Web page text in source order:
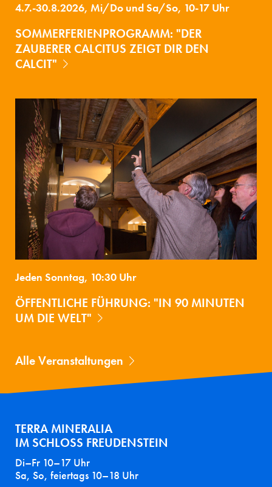
4.7.-30.8.2026, Mi/Do und Sa/So, 10-17 Uhr
SOMMERFERIENPROGRAMM: "DER
ZAUBERER CALCITUS ZEIGT DIR DEN
CALCIT"
Jeden Sonntag, 10:30 Uhr
ÖFFENTLICHE FÜHRUNG: "IN 90 MINUTEN
UM DIE WELT"
Alle Veranstaltungen
TERRA MINERALIA
IM SCHLOSS FREUDENSTEIN
Di–Fr 10–17 Uhr
Sa, So, feiertags 10–18 Uhr